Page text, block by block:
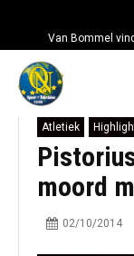
Van Bommel
Atletiek
moord
02/10/2014